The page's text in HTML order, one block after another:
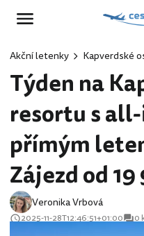
Akční letenky Kapverdské
Týden na
resortu s
přímým
Zájezd od 19
Veronika Vrbová
2025-11-28T12:46:51+01:00 0